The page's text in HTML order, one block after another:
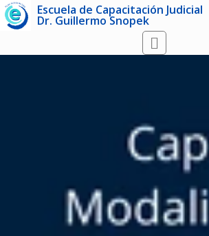
Escuela de Capacitación Judicial
Dr. Guillermo Snopek